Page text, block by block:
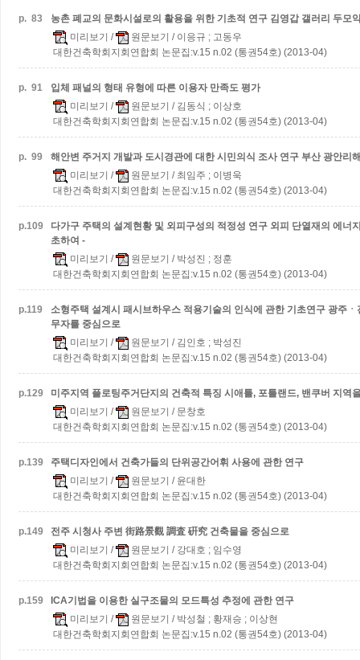
p. 83 농촌 폐교의 문화시설로의 활용을 위한 기초적 연구 김영갑 갤러리 두모
미리보기 / 원문보기 / 이응규 ; 고동우
대한건축학회지회연합회 논문집:v.15 n.02 (통권54호) (2013-04)
p. 91
입체 패널의 형태 유형에 따른 이용자 만족도 평가
미리보기 / 원문보기 / 김동식 ; 이상호
대한건축학회지회연합회 논문집:v.15 n.02 (통권54호) (2013-04)
p. 99 해안변 주거지 개발과 도시경관에 대한 시민의식 조사 연구 부산 광안리
미리보기 / 원문보기 / 최임주 ; 이병욱
대한건축학회지회연합회 논문집:v.15 n.02 (통권54호) (2013-04)
p.109 다가구 주택의 설계현황 및 외피구성의 적정성 연구 외피 단열재의 에너
초하여 -
미리보기 / 원문보기 / 박성진 ; 정훈
대한건축학회지회연합회 논문집:v.15 n.02 (통권54호) (2013-04)
p.119 소형주택 설계시 패시브하우스 적용기술의 인식에 관한 기초연구 광주ㆍ
무자를 중심으로
미리보기 / 원문보기 / 김인호 ; 박성진
대한건축학회지회연합회 논문집:v.15 n.02 (통권54호) (2013-04)
p.129 미주지역 플로팅주거단지의 건축적 특징 시애틀, 포틀랜드, 밴쿠버 지역
미리보기 / 원문보기 / 문창호
대한건축학회지회연합회 논문집:v.15 n.02 (통권54호) (2013-04)
p.139
주택디자인에서 건축가들의 단위공간어휘 사용에 관한 연구
미리보기 / 원문보기 / 윤대한
대한건축학회지회연합회 논문집:v.15 n.02 (통권54호) (2013-04)
p.149 전주 시청사 주변 街路景觀 調査 硏究 건축물을 중심으로
미리보기 / 원문보기 / 강대호 ; 임수영
대한건축학회지회연합회 논문집:v.15 n.02 (통권54호) (2013-04)
p.159
ICA기법을 이용한 실구조물의 모드특성 추정에 관한 연구
미리보기 / 원문보기 / 박성철 ; 황재승 ; 이상현
대한건축학회지회연합회 논문집:v.15 n.02 (통권54호) (2013-04)